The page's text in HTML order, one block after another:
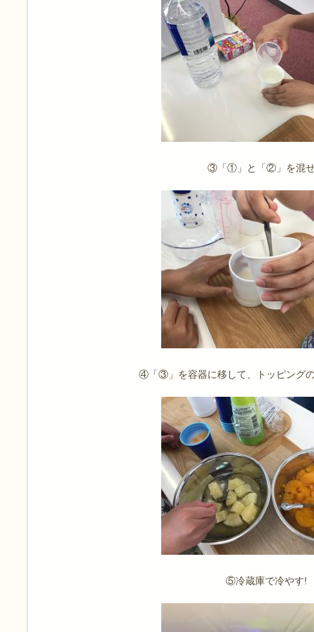
③「①」と「②」を混
④「③」を容器に移して、トッピング
⑤冷蔵庫で冷やす!